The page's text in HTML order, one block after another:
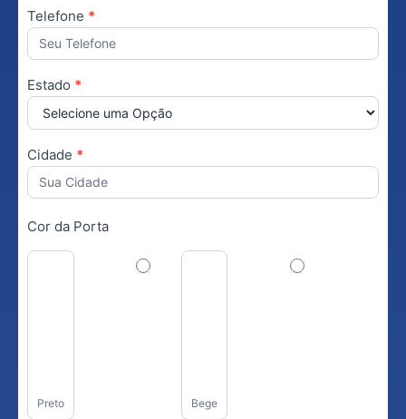
Telefone *
Estado *
Cidade *
Cor da Porta
Preto Bege